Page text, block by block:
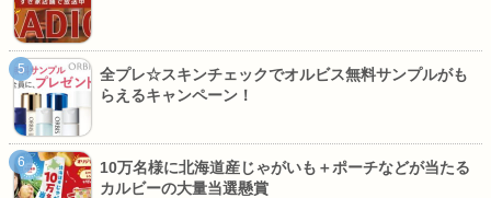
全プレ☆スキンチェックでオルビス無料サンプルがも
らえるキャンペーン！
10万名様に北海道産じゃがいも＋ポーチなどが当たる
カルビーの大量当選懸賞